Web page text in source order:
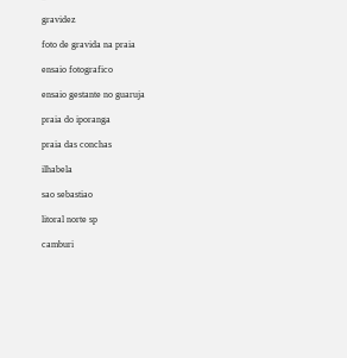
gravidez
foto de gravida na praia
ensaio fotografico
ensaio gestante no guaruja
praia do iporanga
praia das conchas
ilhabela
sao sebastiao
litoral norte sp
camburi